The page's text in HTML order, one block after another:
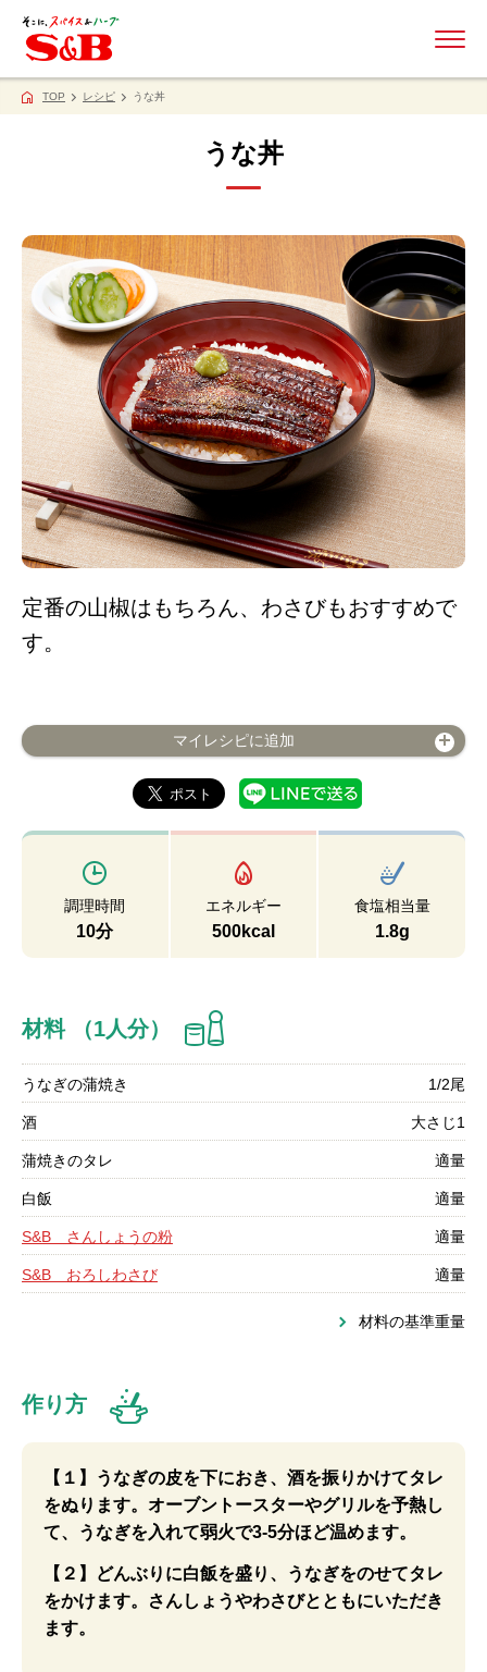
TOP レシピ うな丼
うな丼
定番の山椒はもちろん、わさびもおすすめで
す。
マイレシピに追加
調理時間
10分
エネルギー
500kcal
食塩相当量
1.8g
材料 （1人分）
うなぎの蒲焼き 1/2尾
酒 大さじ1
蒲焼きのタレ 適量
白飯 適量
S&B さんしょうの粉 適量
S&B おろしわさび 適量
材料の基準重量
作り方
【１】うなぎの皮を下におき、酒を振りかけてタレ
をぬります。オーブントースターやグリルを予熱し
て、うなぎを入れて弱火で3-5分ほど温めます。
【２】どんぶりに白飯を盛り、うなぎをのせてタレ
をかけます。さんしょうやわさびとともにいただき
ます。